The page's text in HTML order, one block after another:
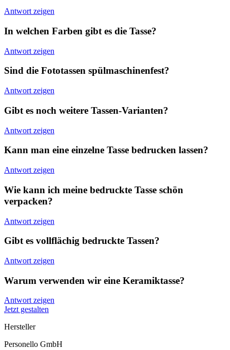
Antwort zeigen
In welchen Farben gibt es die Tasse?
Antwort zeigen
Sind die Fototassen spülmaschinenfest?
Antwort zeigen
Gibt es noch weitere Tassen-Varianten?
Antwort zeigen
Kann man eine einzelne Tasse bedrucken lassen?
Antwort zeigen
Wie kann ich meine bedruckte Tasse schön
verpacken?
Antwort zeigen
Gibt es vollflächig bedruckte Tassen?
Antwort zeigen
Warum verwenden wir eine Keramiktasse?
Antwort zeigen
Jetzt gestalten
Hersteller
Personello GmbH